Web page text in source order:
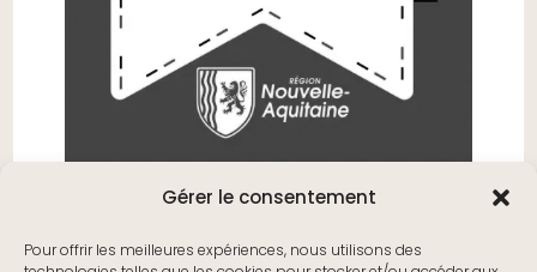
Gérer le consentement
Pour offrir les meilleures expériences, nous utilisons des